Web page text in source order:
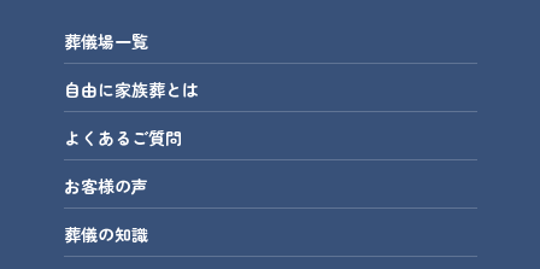
葬儀場一覧
自由に家族葬とは
よくあるご質問
お客様の声
葬儀の知識